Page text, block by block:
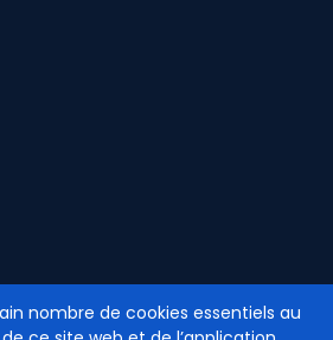
nombre de cookies essentiels au